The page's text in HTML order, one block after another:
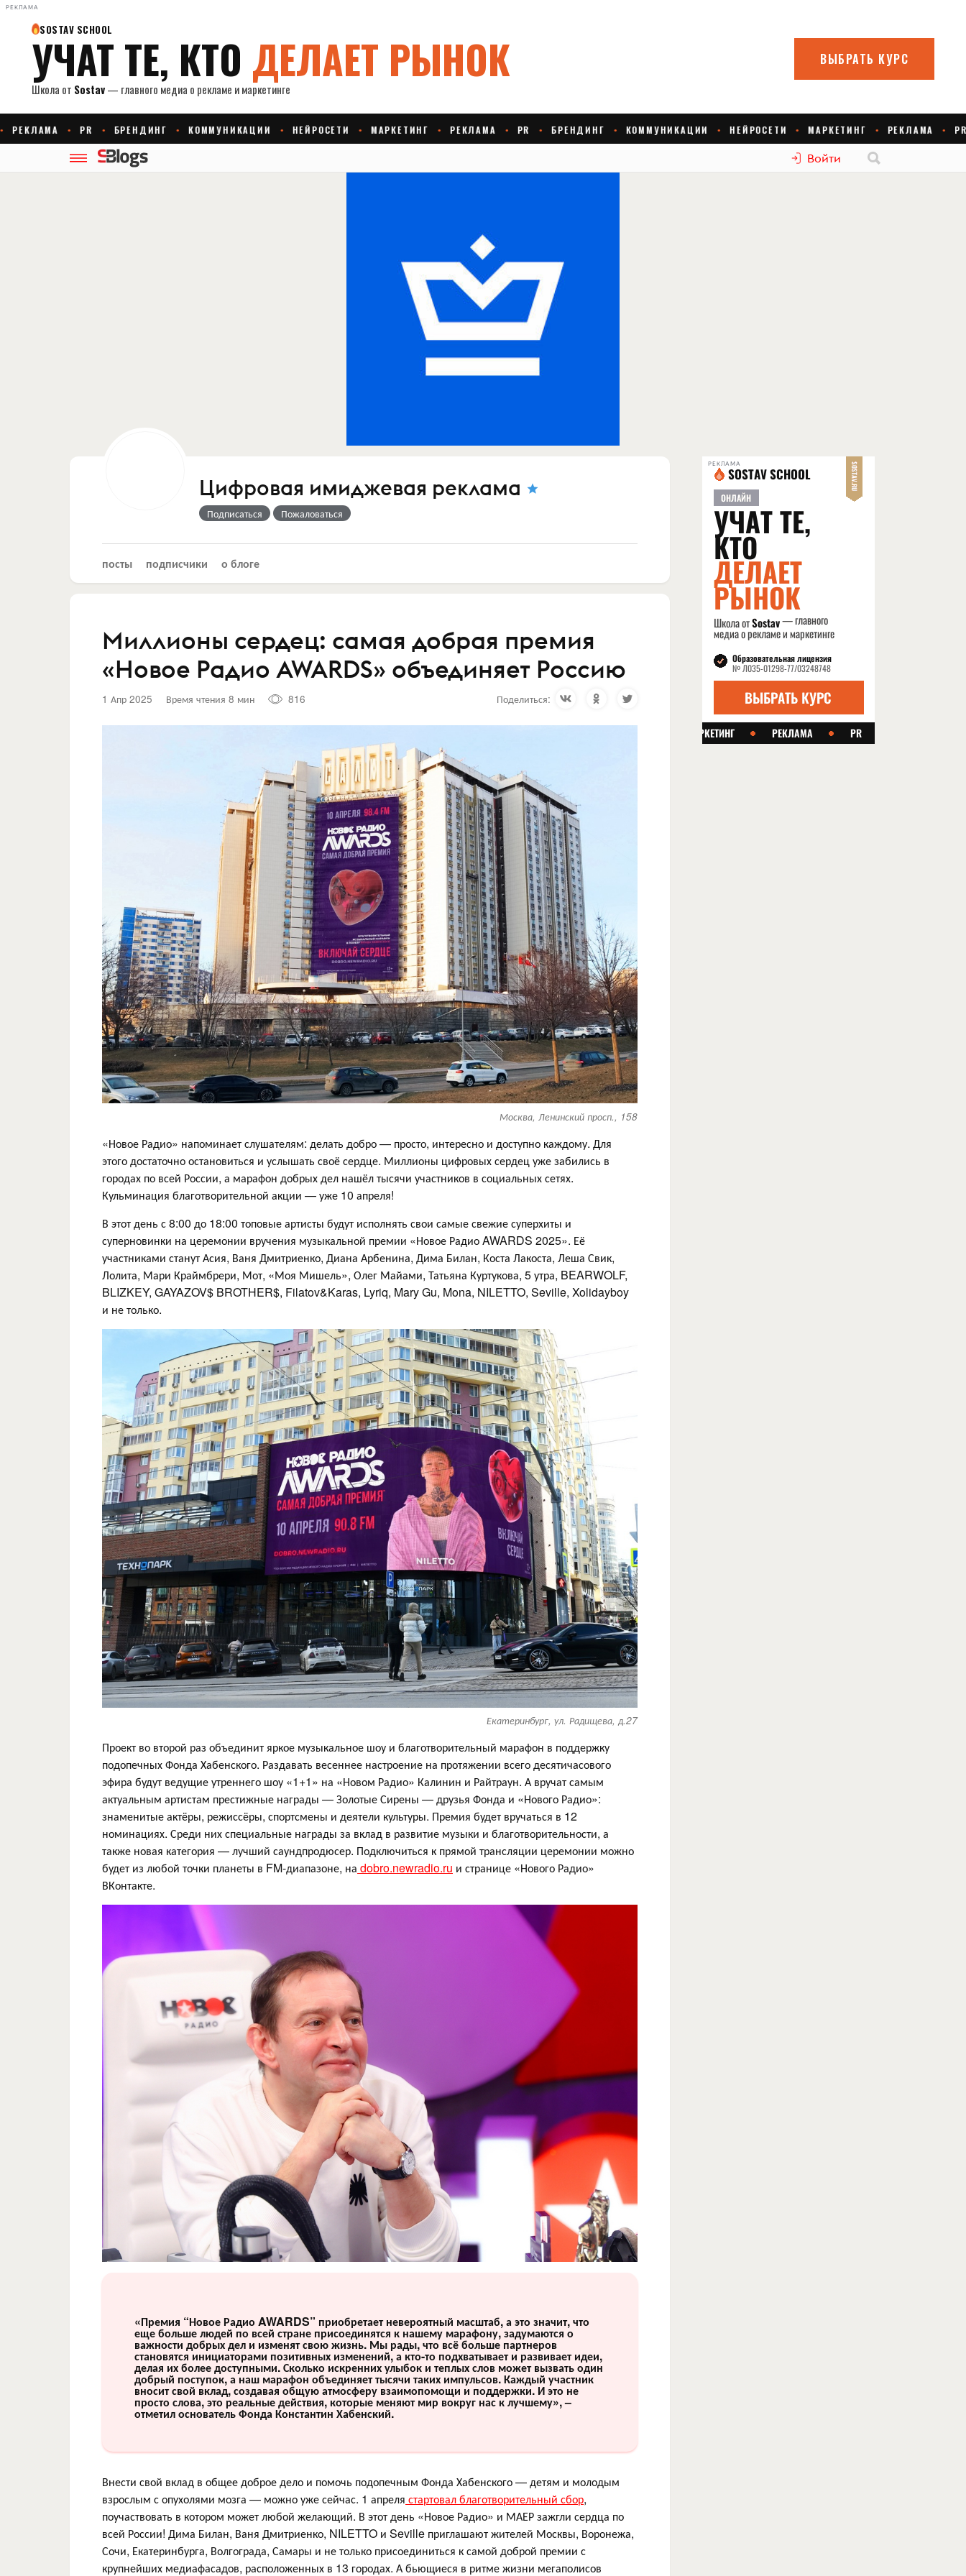
РЕКЛАМА
Войти
Цифровая имиджевая реклама
Подписаться Пожаловаться
посты подписчики о блоге
Миллионы сердец: самая добрая премия
«Новое Радио AWARDS» объединяет Россию
1 Апр 2025 Время чтения 8 мин 816 Поделиться:
Москва, Ленинский просп., 158
«Новое Радио» напоминает слушателям: делать добро — просто, интересно и доступно каждому. Для
этого достаточно остановиться и услышать своё сердце. Миллионы цифровых сердец уже забились в
городах по всей России, а марафон добрых дел нашёл тысячи участников в социальных сетях.
Кульминация благотворительной акции — уже 10 апреля!
В этот день с 8:00 до 18:00 топовые артисты будут исполнять свои самые свежие суперхиты и
суперновинки на церемонии вручения музыкальной премии «Новое Радио AWARDS 2025». Её
участниками станут Асия, Ваня Дмитриенко, Диана Арбенина, Дима Билан, Коста Лакоста, Леша Свик,
Лолита, Мари Краймбрери, Мот, «Моя Мишель», Олег Майами, Татьяна Куртукова, 5 утра, BEARWOLF,
BLIZKEY, GAYAZOV$ BROTHER$, Filatov&Karas, Lyriq, Mary Gu, Mona, NILETTO, Seville, Xolidayboy
и не только.
Екатеринбург, ул. Радищева, д.27
Проект во второй раз объединит яркое музыкальное шоу и благотворительный марафон в поддержку
подопечных Фонда Хабенского. Раздавать весеннее настроение на протяжении всего десятичасового
эфира будут ведущие утреннего шоу «1+1» на «Новом Радио» Калинин и Райтраун. А вручат самым
актуальным артистам престижные награды — Золотые Сирены — друзья Фонда и «Нового Радио»:
знаменитые актёры, режиссёры, спортсмены и деятели культуры. Премия будет вручаться в 12
номинациях. Среди них специальные награды за вклад в развитие музыки и благотворительности, а
также новая категория — лучший саундпродюсер. Подключиться к прямой трансляции церемонии можно
будет из любой точки планеты в FM-диапазоне, на dobro.newradio.ru и странице «Нового Радио»
ВКонтакте.
«Премия “Новое Радио AWARDS” приобретает невероятный масштаб, а это значит, что
еще больше людей по всей стране присоединятся к нашему марафону, задумаются о
важности добрых дел и изменят свою жизнь. Мы рады, что всё больше партнеров
становятся инициаторами позитивных изменений, а кто-то подхватывает и развивает идеи,
делая их более доступными. Сколько искренних улыбок и теплых слов может вызвать один
добрый поступок, а наш марафон объединяет тысячи таких импульсов. Каждый участник
вносит свой вклад, создавая общую атмосферу взаимопомощи и поддержки. И это не
просто слова, это реальные действия, которые меняют мир вокруг нас к лучшему», –
отметил основатель Фонда Константин Хабенский.
Внести свой вклад в общее доброе дело и помочь подопечным Фонда Хабенского — детям и молодым
взрослым с опухолями мозга — можно уже сейчас. 1 апреля стартовал благотворительный сбор,
поучаствовать в котором может любой желающий. В этот день «Новое Радио» и МАЕР зажгли сердца по
всей России! Дима Билан, Ваня Дмитриенко, NILETTO и Seville приглашают жителей Москвы, Воронежа,
Сочи, Екатеринбурга, Волгограда, Самары и не только присоединиться к самой доброй премии с
крупнейших медиафасадов, расположенных в 13 городах. А бьющиеся в ритме жизни мегаполисов
РЕКЛАМА